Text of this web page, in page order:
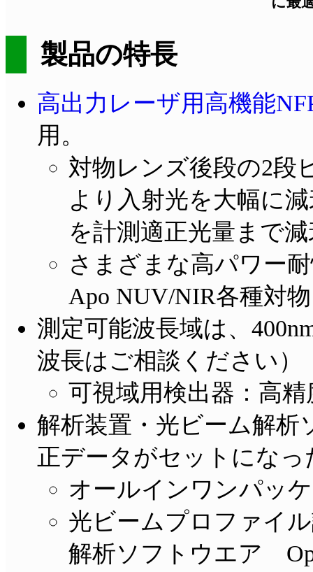
製品の特長
高出力レーザ用高機能
用。
対物レンズ後段の2段
より入射光を大幅に
を計測適正光量まで
さまざまな高パワー
Apo NUV/NIR各種対
測定可能波長域は、
波長はご相談ください）
可視域用検出器：高
解析装置・光ビーム解析
正データがセットになっ
オールインワンパッ
光ビームプロファイ
解析ソフトウエア